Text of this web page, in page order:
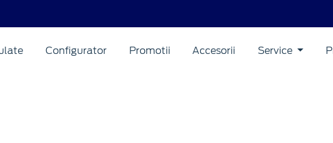
Configurator Promotii Accesorii Service